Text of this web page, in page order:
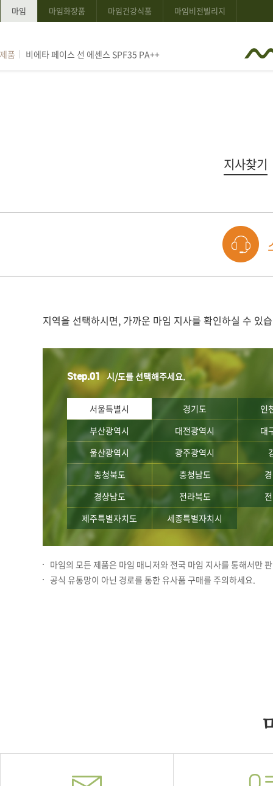
마임 마임화장품 마임건강식품 마임비전빌리지
품
비에타 페이스 선 에센스 SPF35 PA++
홍삼진(眞) 프리미엄
알부민 플러스
지사찾기
지역을 선택하시면, 가까운 마임 지사를 확인하실 수 있
Step.01 시/도를 선택해주세요.
서울특별시 경기도
인
부산광역시
대전광역시
대
울산광역시
광주광역시
충청북도
충청남도
경상남도
전라북도
제주특별자치도
세종특별자치시
마임의 모든 제품은 마임 매니저와 전국 마임 지사를 통해서만
공식 유통망이 아닌 경로를 통한 유사품 구매를 주의하세요.